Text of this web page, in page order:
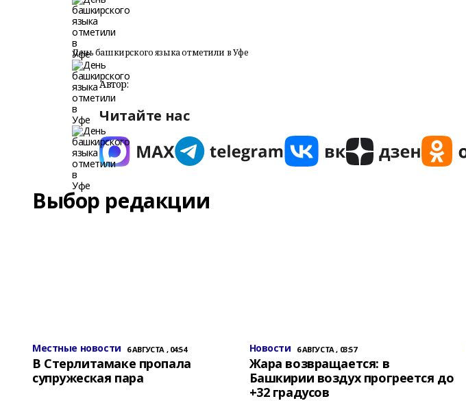
День башкирского языка отметили в Уфе
Автор:
Читайте нас
Выбор редакции
Местные новости 6 АВГУСТА , 04:54
В Стерлитамаке пропала
супружеская пара
Новости 6 АВГУСТА , 03:57
Жара возвращается: в
Башкирии воздух прогреется до
+32 градусов